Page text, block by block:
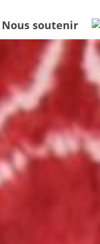
Nous soutenir